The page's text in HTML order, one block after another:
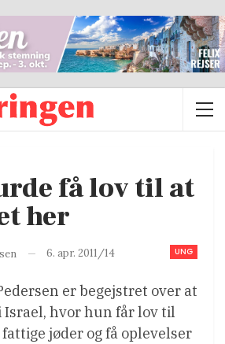
få lov til at
her
UNG
6. apr. 2011/14
er begejstret over at
hvor hun får lov til
jøder og få oplevelser